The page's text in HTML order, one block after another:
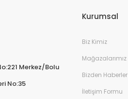
Merkez/Bolu
No:35
Kurumsal
Biz Kimiz
Mağazalarımız
Bizden Haberler
İletişim Formu